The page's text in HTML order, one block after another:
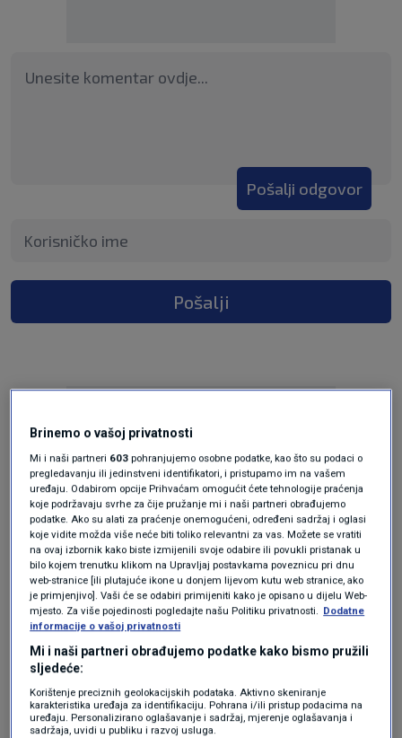
Pošalji odgovor
Pošalji
Oglas
Oglas
Brinemo o vašoj privatnosti
Mi i naši partneri 603 pohranjujemo osobne podatke, kao što su podaci o
pregledavanju ili jedinstveni identifikatori, i pristupamo im na vašem
uređaju. Odabirom opcije Prihvaćam omogućit ćete tehnologije praćenja
koje podržavaju svrhe za čije pružanje mi i naši partneri obrađujemo
podatke. Ako su alati za praćenje onemogućeni, određeni sadržaj i oglasi
koje vidite možda više neće biti toliko relevantni za vas. Možete se vratiti
na ovaj izbornik kako biste izmijenili svoje odabire ili povukli pristanak u
bilo kojem trenutku klikom na Upravljaj postavkama poveznicu pri dnu
web-stranice [ili plutajuće ikone u donjem lijevom kutu web stranice, ako
je primjenjivo]. Vaši će se odabiri primijeniti kako je opisano u dijelu Web-
mjesto. Za više pojedinosti pogledajte našu Politiku privatnosti. Dodatne
informacije o vašoj privatnosti
Mi i naši partneri obrađujemo podatke kako bismo pružili
sljedeće:
Korištenje preciznih geolokacijskih podataka. Aktivno skeniranje
karakteristika uređaja za identifikaciju. Pohrana i/ili pristup podacima na
uređaju. Personalizirano oglašavanje i sadržaj, mjerenje oglašavanja i
sadržaja, uvidi u publiku i razvoj usluga.